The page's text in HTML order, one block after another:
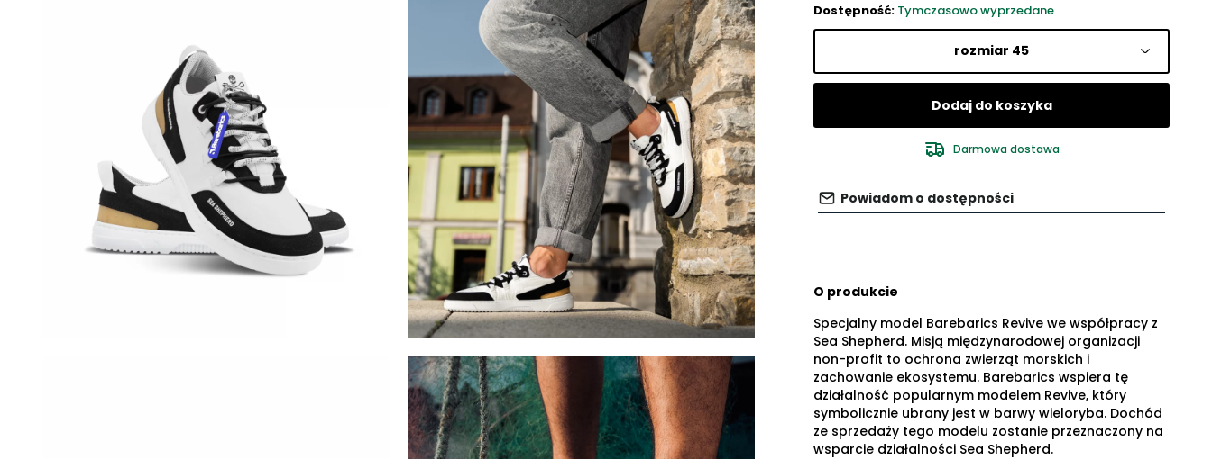
Dostępność: Tymczasowo wyprzedane
rozmiar 45
Dodaj do koszyka
Darmowa dostawa
Powiadom o dostępności
O produkcie
Specjalny model Barebarics Revive we współpracy z
Sea Shepherd. Misją międzynarodowej organizacji
non-profit to ochrona zwierząt morskich i
zachowanie ekosystemu. Barebarics wspiera tę
działalność popularnym modelem Revive, który
symbolicznie ubrany jest w barwy wieloryba. Dochód
ze sprzedaży tego modelu zostanie przeznaczony na
wsparcie działalności Sea Shepherd.